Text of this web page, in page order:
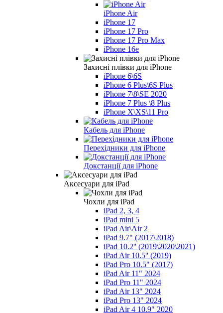
iPhone Air
iPhone 17
iPhone 17 Pro
iPhone 17 Pro Max
iPhone 16e
Захисні плівки для iPhone
iPhone 6\6S
iPhone 6 Plus\6S Plus
iPhone 7\8\SE 2020
iPhone 7 Plus \8 Plus
iPhone X\XS\11 Pro
Кабель для iPhone
Перехідники для iPhone
Докстанції для iPhone
Аксесуари для iPad
Чохли для iPad
iPad 2, 3, 4
iPad mini 5
iPad Air\Air 2
iPad 9.7" (2017\2018)
iPad 10.2'' (2019\2020\2021)
iPad Air 10.5'' (2019)
iPad Pro 10.5" (2017)
iPad Air 11" 2024
iPad Pro 11" 2024
iPad Air 13" 2024
iPad Pro 13" 2024
iPad Air 4 10.9" 2020